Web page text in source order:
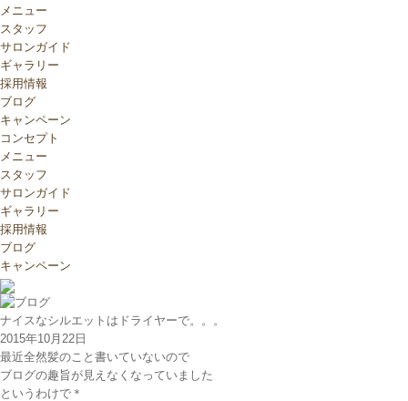
メニュー
スタッフ
サロンガイド
ギャラリー
採用情報
ブログ
キャンペーン
コンセプト
メニュー
スタッフ
サロンガイド
ギャラリー
採用情報
ブログ
キャンペーン
ナイスなシルエットはドライヤーで。。。
2015年10月22日
最近全然髪のこと書いていないので
ブログの趣旨が見えなくなっていました
というわけで＊